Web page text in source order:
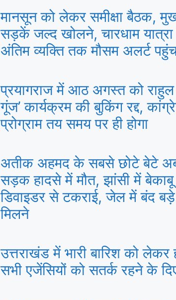
मानसून को लेकर समीक्षा बैठक,
सड़कें जल्द खोलने, चारधाम
अंतिम व्यक्ति तक मौसम अलर्ट
प्रयागराज में आठ अगस्त को राहुल
गूंज’ कार्यक्रम की बुकिंग रद्द,
प्रोग्राम तय समय पर ही होगा
अतीक अहमद के सबसे छोटे बेटे
सड़क हादसे में मौत, झांसी में
डिवाइडर से टकराई, जेल में बंद बड़े
मिलने
उत्तराखंड में भारी बारिश को लेकर
सभी एजेंसियों को सतर्क रहने के